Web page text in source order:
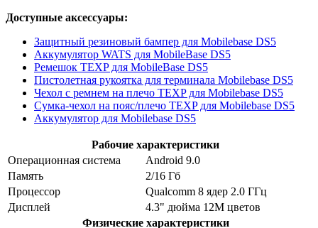
Доступные аксессуары:
Защитный резиновый бампер для Mobilebase DS5
Аккумулятор WATS для MobileBase DS5
Ремешок TEXP для MobileBase DS5
Пистолетная рукоятка для терминала Mobilebase DS5
Чехол с ремнем на плечо TEXP для Mobilebase DS5
Сумка-чехол на пояс/плечо TEXP для Mobilebase DS5
Аккумулятор для Mobilebase DS5
Рабочие характеристики
Операционная система
Android 9.0
Память
2/16 Гб
Процессор
Qualcomm 8 ядер 2.0 ГГц
Дисплей
4.3" дюйма 12M цветов
Физические характеристики